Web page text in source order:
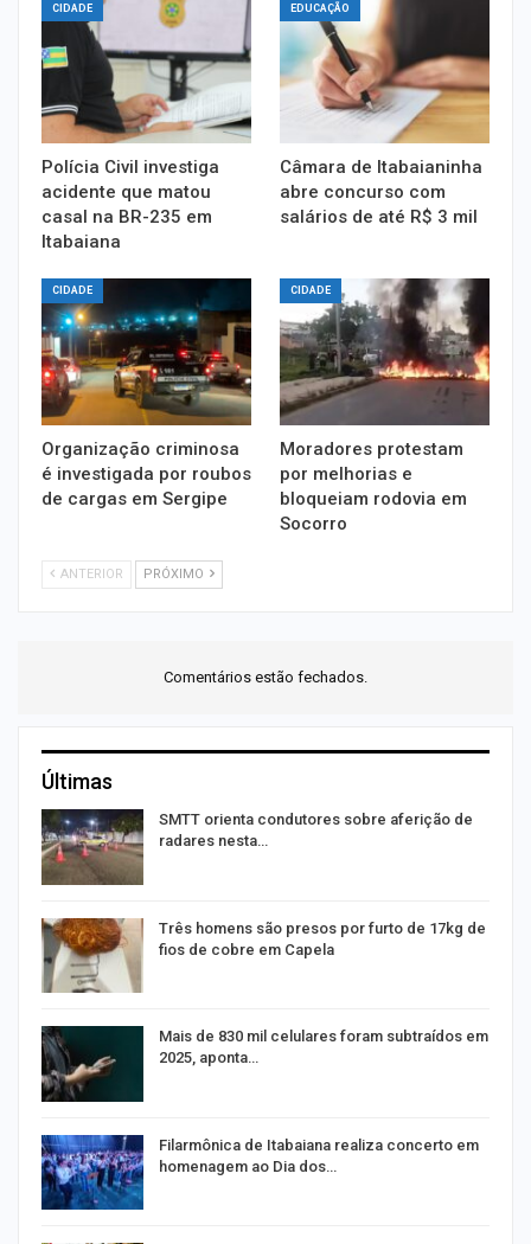
CIDADE
Polícia Civil investiga
acidente que matou
casal na BR-235 em
Itabaiana
EDUCAÇÃO
Câmara de Itabaianinha
abre concurso com
salários de até R$ 3 mil
CIDADE
Organização criminosa
é investigada por roubos
de cargas em Sergipe
CIDADE
Moradores protestam
por melhorias e
bloqueiam rodovia em
Socorro
ANTERIOR PRÓXIMO
Comentários estão fechados.
Últimas
SMTT orienta condutores sobre aferição de
radares nesta…
Três homens são presos por furto de 17kg de
fios de cobre em Capela
Mais de 830 mil celulares foram subtraídos em
2025, aponta…
Filarmônica de Itabaiana realiza concerto em
homenagem ao Dia dos…